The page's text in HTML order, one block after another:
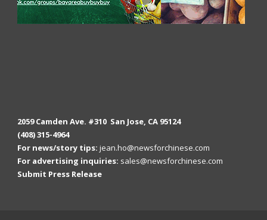
2059 Camden Ave. #310 San Jose, CA 95124
(408) 315-4964
For news/story tips: jean.ho@newsforchinese.com
For advertising inquiries: sales@newsforchinese.com
Submit Press Release